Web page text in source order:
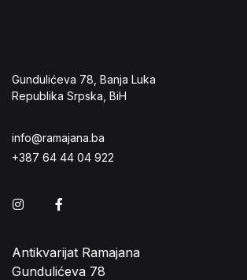
Gundulićeva 78, Banja Luka
Republika Srpska, BiH
info@ramajana.ba
+387 64 44 04 922
Instagram
Antikvarijat Ramajana
Gundulićeva 78